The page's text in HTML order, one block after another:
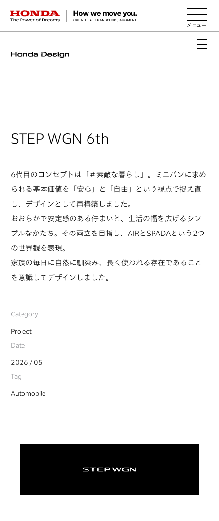
HONDA The Power of Dreams
STEP WGN 6th
Category
Project
Date
2026 / 05
Tag
Automobile
6代目のコンセプトは「＃素敵な暮らし」。ミニバンに求め
られる基本価値を「安心」と「自由」という視点で捉え直
し、デザインとして再構築しました。
おおらかで安定感のある佇まいと、生活の幅を広げるシン
プルなかたち。その両立を目指し、AIRとSPADAという2つ
の世界観を表現。
家族の毎日に自然に馴染み、長く使われる存在であること
を意識してデザインしました。